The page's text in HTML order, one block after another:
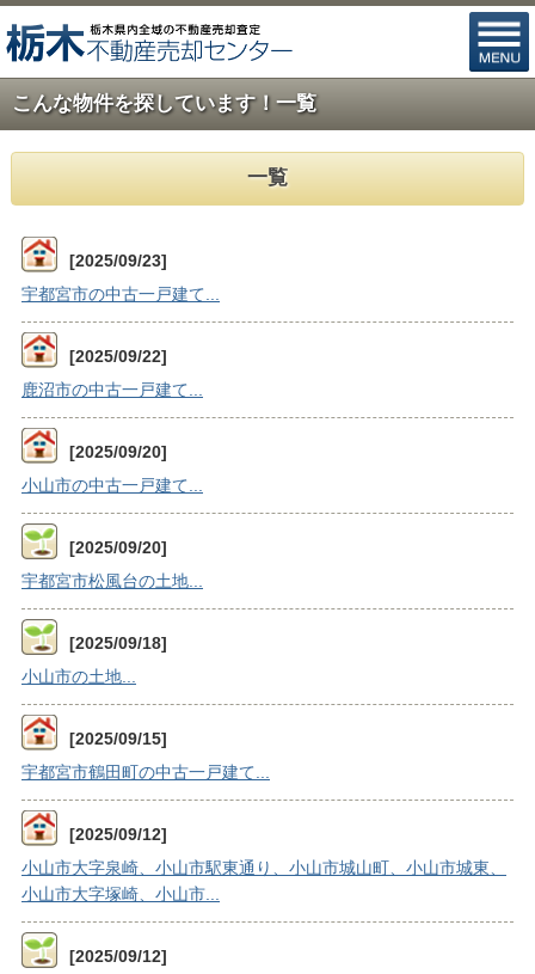
こんな物件を探しています！一覧
一覧
[2025/09/23]
宇都宮市の中古一戸建て...
[2025/09/22]
鹿沼市の中古一戸建て...
[2025/09/20]
小山市の中古一戸建て...
[2025/09/20]
宇都宮市松風台の土地...
[2025/09/18]
小山市の土地...
[2025/09/15]
宇都宮市鶴田町の中古一戸建て...
[2025/09/12]
小山市大字泉崎、小山市駅東通り、小山市城山町、小山市城東、
小山市大字塚崎、小山市...
[2025/09/12]